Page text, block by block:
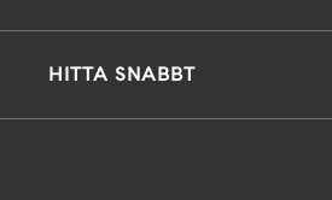
HITTA SNABBT